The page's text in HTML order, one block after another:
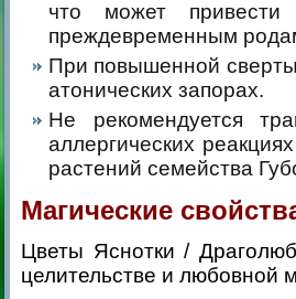
что может
преждевременным
При повышенной
атонических запорах.
Не рекомендуется
аллергических
растений семейства
Магические
Цветы Яснотки /
целительстве и любовной